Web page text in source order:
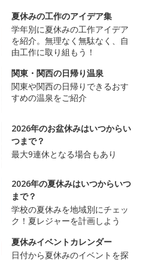
夏休みの工作のアイデア集
学年別に夏休みの工作アイデア
を紹介。無理なく無駄なく、自
由工作に取り組もう！
関東・関西の日帰り温泉
関東や関西の日帰りできるおす
すめの温泉をご紹介
2026年のお盆休みはいつからい
つまで？
最大9連休となる場合もあり
2026年の夏休みはいつからいつ
まで？
学校の夏休みを地域別にチェッ
ク！夏レジャーを計画しよう
夏休みイベントカレンダー
日付から夏休みのイベントを探